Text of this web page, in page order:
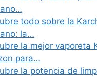
todo sobre la
la…
la mejor vaporeta
para…
la potencia de